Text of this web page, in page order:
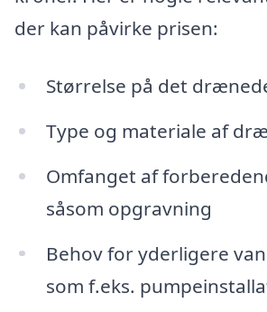
der kan påvirke prisen:
Størrelse på det
Type og materiale af
Omfanget af
såsom opgravning
Behov for yderligere
som f.eks.